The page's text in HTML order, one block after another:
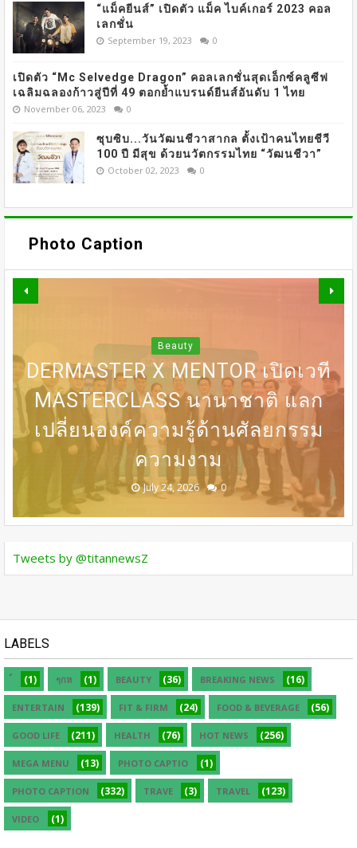
“แม็คยีนส์” เปิดตัว แม็ค ไบค์เกอร์ 2023 คอล
เลกชั่น
September 19, 2023 0
เปิดตัว “Mc Selvedge Dragon” คอลเลกชั่นสุดเอ็กซ์คลูซีฟ
เฉลิมฉลองก้าวสู่ปีที่ 49 ตอกย้ำแบรนด์ยีนส์อันดับ 1 ไทย
November 06, 2023 0
ซุบซิบ...วันวัฒนชีวาสากล ตั้งเป้าคนไทยชีวี
100 ปี มีสุข ด้วยนวัตกรรมไทย “วัฒนชีวา”
October 02, 2023 0
Photo Caption
BEDO เดินหน้าจัดกิจกรรมเจรจา
ธุรกิจ “BIO TRADE CONNECT
2026”
August 05, 2026 0
31 ก.ค เที่ยงตรง กดบัตรให้ทันนะ
เพื่อน โปรฯเสือคำราม 990บาท
ราคาเต็ม 1,800บาท
July 30, 2026 0
Beauty
DERMASTER X MENTOR เปิดเวที
MASTERCLASS นานาชาติ​ แลก
เปลี่ยนองค์ความรู้ด้านศัลยกรรม
ความงาม
July 24, 2026 0
“LONGEVITY” จัดงาน “BEAUTY
BEGINS WITH INNER PEACE”
ชวน SONYA SINGHA -​SAMMY
COWELL ถ่ายทอดแรงบันดาลใจสู่
การดูแลตัวเองจากภายใน
July 24, 2026 0
DERMASTER เปิดเวทีแลกเปลี่ยน
ความเชี่ยวชาญด้านศัลยกรรม
ระดับนานาชาติ
July 24, 2026 0
Tweets by @titannewsZ
LABELS
(1) ๆกห (1) BEAUTY (36) BREAKING NEWS (16)
ENTERTAIN (139) FIT & FIRM (24) FOOD & BEVERAGE (56)
GOOD LIFE (211) HEALTH (76) HOT NEWS (256)
MEGA MENU (13) PHOTO CAPTIO (1)
PHOTO CAPTION (332) TRAVE (3) TRAVEL (123)
VIDEO (1)